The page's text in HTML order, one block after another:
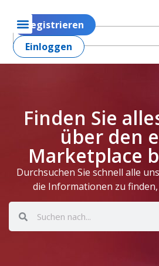
Registrieren
Einloggen
Finden Sie
über den
Marketplace
Durchsuchen Sie schnell alle
die Informationen zu